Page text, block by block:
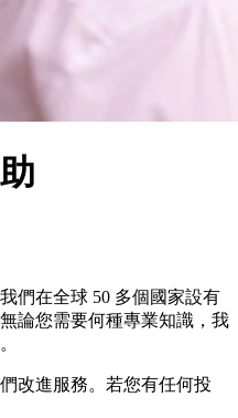
們在全球 50 多個國家設有
論您需要何種專業知識，我
改進服務。若您有任何投